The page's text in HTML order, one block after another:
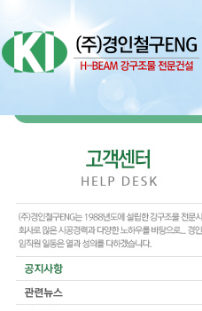
Sketchbook5,
Sketchbook5,
Sketchbook5,
Sketchbook5,